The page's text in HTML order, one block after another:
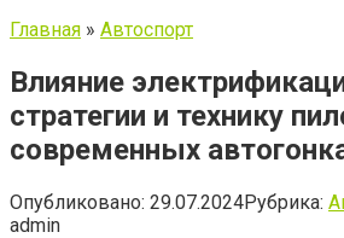
Главная » Автоспорт
Влияние
стратегии и технику
современных
Опубликовано: 29.07.2024Рубрика:
admin